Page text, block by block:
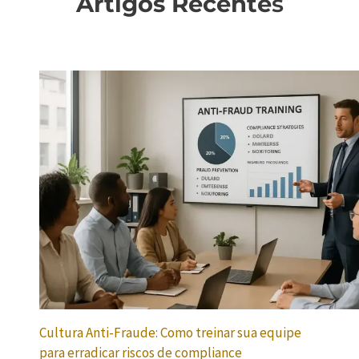
Cultura Anti-Fraude: Como treinar sua equipe
para erradicar riscos de compliance